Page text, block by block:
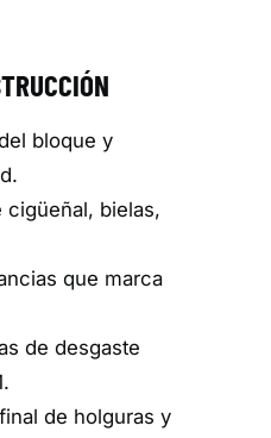
bloque y
cigüeñal, bielas,
que marca
de desgaste
de holguras y